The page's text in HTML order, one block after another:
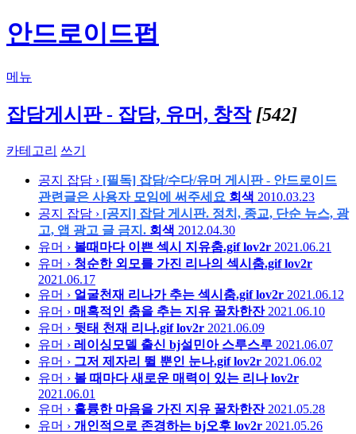
안드로이드펍
메뉴
잡담게시판 - 잡담, 유머, 창작 [542]
카테고리 쓰기
공지 잡담 › [필독] 잡담/수다/유머 게시판 - 안드로이드
관련글은 사용자 모임에 써주세요 회색 2010.03.23
공지
잡담 › [공지] 잡담 게시판. 정치, 종교, 단순 뉴스, 광
고, 앱 광고 글 금지. 회색 2012.04.30
유머 › 볼때마다 이쁜 섹시 지유춤.gif lov2r 2021.06.21
유머 › 청순한 외모를 가진 리나의 섹시춤.gif lov2r
2021.06.17
유머 › 얼굴천재 리나가 추는 섹시춤.gif lov2r 2021.06.12
유머 › 매혹적인 춤을 추는 지유 꿀차한잔 2021.06.10
유머 › 뒷태 천재 리나.gif lov2r 2021.06.09
유머 › 레이싱모델 출신 bj설민아 스루스루 2021.06.07
유머 › 그저 제자리 뛸 뿐인 눈나.gif lov2r 2021.06.02
유머 › 볼 때마다 새로운 매력이 있는 리나 lov2r
2021.06.01
유머 › 훌륭한 마음을 가진 지유 꿀차한잔 2021.05.28
유머 › 개인적으로 존경하는 bj오후 lov2r 2021.05.26